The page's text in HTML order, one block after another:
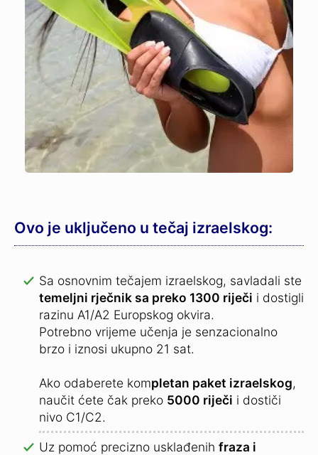
Ovo je uključeno u tečaj izraelskog:
Sa osnovnim tečajem izraelskog, savladali ste
temeljni rječnik sa preko 1300 riječi i dostigli
razinu A1/A2 Europskog okvira.
Potrebno vrijeme učenja je senzacionalno
brzo i iznosi ukupno 21 sat.
Ako odaberete kompletan paket izraelskog,
naučit ćete čak preko 5000 riječi i dostiči
nivo C1/C2.
Uz pomoć precizno usklađenih fraza i